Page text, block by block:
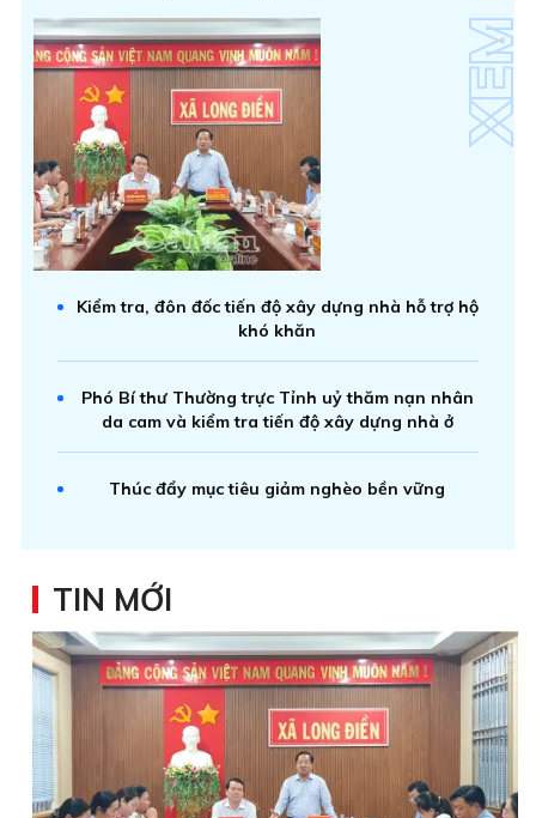
Kiểm tra, đôn đốc tiến độ xây dựng nhà hỗ trợ hộ
khó khăn
Phó Bí thư Thường trực Tỉnh uỷ thăm nạn nhân
da cam và kiểm tra tiến độ xây dựng nhà ở
Thúc đẩy mục tiêu giảm nghèo bền vững
TIN MỚI